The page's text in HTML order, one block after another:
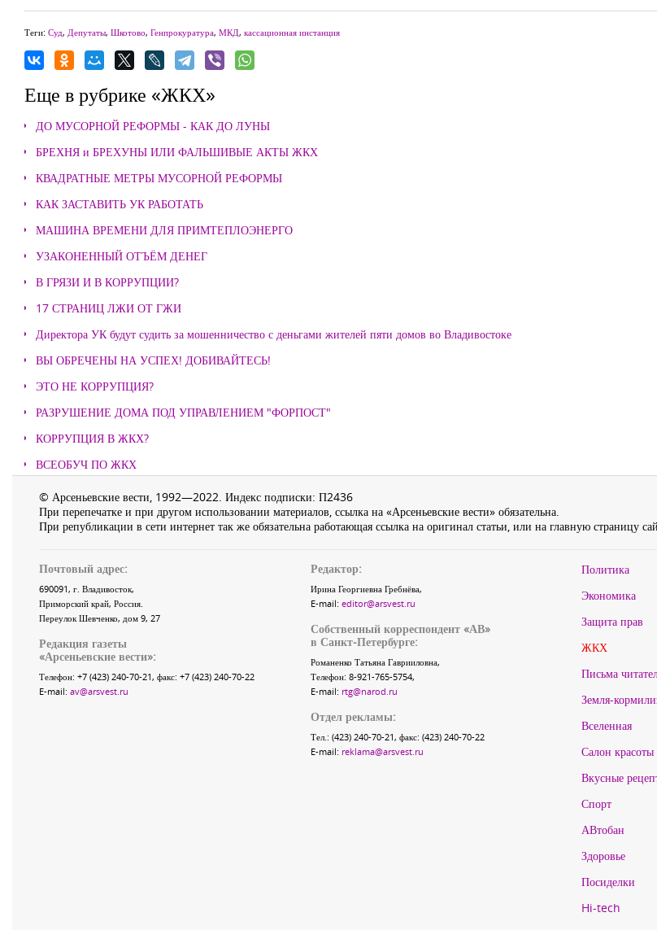
Теги: Суд, Депутаты, Шкотово, Генпрокуратура, МКД, кассационная инстанция
Еще в рубрике «ЖКХ»
ДО МУСОРНОЙ РЕФОРМЫ - КАК ДО ЛУНЫ
БРЕХНЯ и БРЕХУНЫ ИЛИ ФАЛЬШИВЫЕ АКТЫ ЖКХ
КВАДРАТНЫЕ МЕТРЫ МУСОРНОЙ РЕФОРМЫ
КАК ЗАСТАВИТЬ УК РАБОТАТЬ
МАШИНА ВРЕМЕНИ ДЛЯ ПРИМТЕПЛОЭНЕРГО
УЗАКОНЕННЫЙ ОТЪЁМ ДЕНЕГ
В ГРЯЗИ И В КОРРУПЦИИ?
17 СТРАНИЦ ЛЖИ ОТ ГЖИ
Директора УК будут судить за мошенничество с деньгами жителей пяти домов во Владивостоке
ВЫ ОБРЕЧЕНЫ НА УСПЕХ! ДОБИВАЙТЕСЬ!
ЭТО НЕ КОРРУПЦИЯ?
РАЗРУШЕНИЕ ДОМА ПОД УПРАВЛЕНИЕМ "ФОРПОСТ"
КОРРУПЦИЯ В ЖКХ?
ВСЕОБУЧ ПО ЖКХ
© Арсеньевские вести, 1992—2022. Индекс подписки: П2436
При перепечатке и при другом использовании материалов, ссылка на «Арсеньевские вести» обязательна.
При републикации в сети интернет так же обязательна работающая ссылка на оригинал статьи, или на главную страницу
Почтовый адрес:
690091, г. Владивосток,
Приморский край, Россия.
Переулок Шевченко, дом 9, 27
Редакция газеты
«Арсеньевские вести»:
Телефон: +7 (423) 240-70-21, факс: +7 (423) 240-70-22
E-mail: av@arsvest.ru
Редактор:
Ирина Георгиевна Гребнёва,
E-mail: editor@arsvest.ru
Собственный корреспондент «АВ»
в Санкт-Петербурге:
Романенко Татьяна Гаврииловна,
Телефон: 8-921-765-5754,
E-mail: rtg@narod.ru
Отдел рекламы:
Тел.: (423) 240-70-21, факс: (423) 240-70-22
E-mail: reklama@arsvest.ru
Политика
Экономика
Защита прав
ЖКХ
Письма
Земля-
Вселенная
Салон красоты
Вкусные
Спорт
АВтобан
Здоровье
Посиделки
Hi-tech